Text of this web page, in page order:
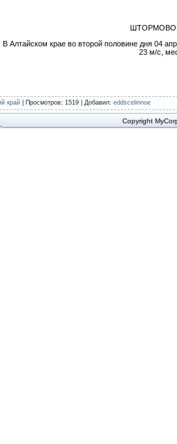
В Алтайском крае во второй половине дня 04
23 м/с,
край Просмотров: 1519 | Добавил: eddscelinnoe
Copyright